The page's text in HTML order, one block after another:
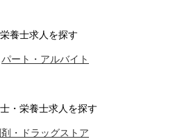
養士求人を探す
パート・アルバイト
・栄養士求人を探す
・ドラッグストア